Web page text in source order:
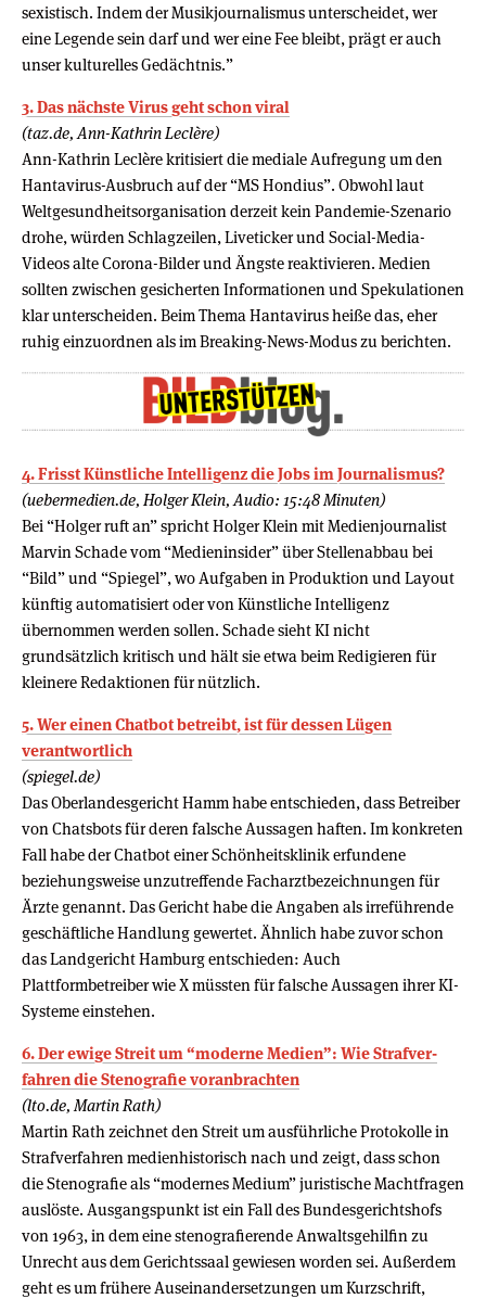
sexistisch. Indem der Musikjournalismus unterscheidet, wer
eine Legende sein darf und wer eine Fee bleibt, prägt er auch
unser kulturelles Gedächtnis.”
3. Das nächste Virus geht schon viral
(taz.de, Ann-Kathrin Leclère)
Ann-Kathrin Leclère kritisiert die mediale Aufregung um den
Hantavirus-Ausbruch auf der “MS Hondius”. Obwohl laut
Weltgesundheitsorganisation derzeit kein Pandemie-Szenario
drohe, würden Schlagzeilen, Liveticker und Social-Media-
Videos alte Corona-Bilder und Ängste reaktivieren. Medien
sollten zwischen gesicherten Informationen und Spekulationen
klar unterscheiden. Beim Thema Hantavirus heiße das, eher
ruhig einzuordnen als im Breaking-News-Modus zu berichten.
4. Frisst Künstliche Intelligenz die Jobs im Journalismus?
(uebermedien.de, Holger Klein, Audio: 15:48 Minuten)
Bei “Holger ruft an” spricht Holger Klein mit Medienjournalist
Marvin Schade vom “Medieninsider” über Stellenabbau bei
“Bild” und “Spiegel”, wo Aufgaben in Produktion und Layout
künftig automatisiert oder von Künstliche Intelligenz
übernommen werden sollen. Schade sieht KI nicht
grundsätzlich kritisch und hält sie etwa beim Redigieren für
kleinere Redaktionen für nützlich.
5. Wer einen Chatbot betreibt, ist für dessen Lügen
verantwortlich
(spiegel.de)
Das Oberlandesgericht Hamm habe entschieden, dass Betreiber
von Chatsbots für deren falsche Aussagen haften. Im konkreten
Fall habe der Chatbot einer Schönheitsklinik erfundene
beziehungsweise unzutreffende Facharztbezeichnungen für
Ärzte genannt. Das Gericht habe die Angaben als irreführende
geschäftliche Handlung gewertet. Ähnlich habe zuvor schon
das Landgericht Hamburg entschieden: Auch
Plattformbetreiber wie X müssten für falsche Aussagen ihrer KI-
Systeme einstehen.
6. Der ewige Streit um “moderne Medien”: Wie Straf­ver­
fahren die Ste­no­grafie vor­an­brachten
(lto.de, Martin Rath)
Martin Rath zeichnet den Streit um ausführliche Protokolle in
Strafverfahren medienhistorisch nach und zeigt, dass schon
die Stenografie als “modernes Medium” juristische Machtfragen
auslöste. Ausgangspunkt ist ein Fall des Bundesgerichtshofs
von 1963, in dem eine stenografierende Anwaltsgehilfin zu
Unrecht aus dem Gerichtssaal gewiesen worden sei. Außerdem
geht es um frühere Auseinandersetzungen um Kurzschrift,